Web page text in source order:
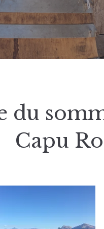
du
Capu